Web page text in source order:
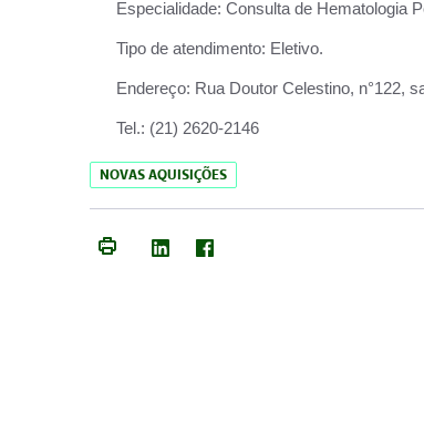
Especialidade: Consulta de Hematologia
Tipo de atendimento: Eletivo.
Endereço: Rua Doutor Celestino, n°122,
Tel.: (21) 2620-2146
NOVAS AQUISIÇÕES